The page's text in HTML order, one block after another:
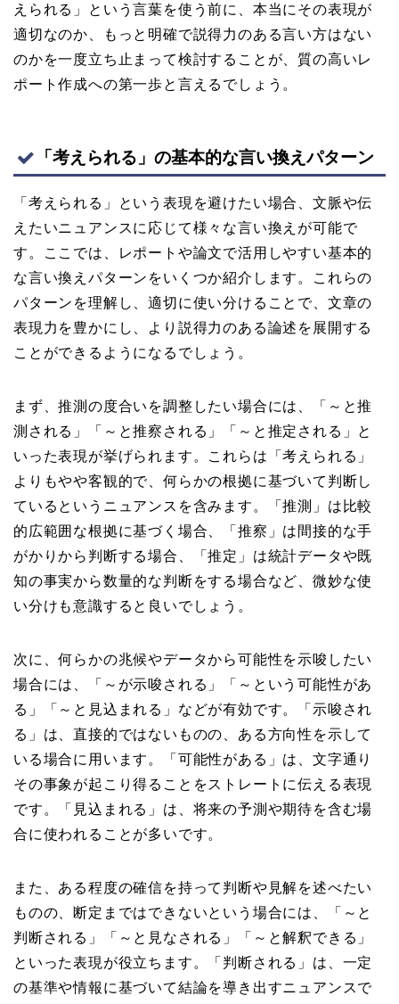
えられる」という言葉を使う前に、本当にその表現が
適切なのか、もっと明確で説得力のある言い方はない
のかを一度立ち止まって検討することが、質の高いレ
ポート作成への第一歩と言えるでしょう。
「考えられる」の基本的な言い換えパターン
「考えられる」という表現を避けたい場合、文脈や伝
えたいニュアンスに応じて様々な言い換えが可能で
す。ここでは、レポートや論文で活用しやすい基本的
な言い換えパターンをいくつか紹介します。これらの
パターンを理解し、適切に使い分けることで、文章の
表現力を豊かにし、より説得力のある論述を展開する
ことができるようになるでしょう。
まず、推測の度合いを調整したい場合には、「～と推
測される」「～と推察される」「～と推定される」と
いった表現が挙げられます。これらは「考えられる」
よりもやや客観的で、何らかの根拠に基づいて判断し
ているというニュアンスを含みます。「推測」は比較
的広範囲な根拠に基づく場合、「推察」は間接的な手
がかりから判断する場合、「推定」は統計データや既
知の事実から数量的な判断をする場合など、微妙な使
い分けも意識すると良いでしょう。
次に、何らかの兆候やデータから可能性を示唆したい
場合には、「～が示唆される」「～という可能性があ
る」「～と見込まれる」などが有効です。「示唆され
る」は、直接的ではないものの、ある方向性を示して
いる場合に用います。「可能性がある」は、文字通り
その事象が起こり得ることをストレートに伝える表現
です。「見込まれる」は、将来の予測や期待を含む場
合に使われることが多いです。
また、ある程度の確信を持って判断や見解を述べたい
ものの、断定まではできないという場合には、「～と
判断される」「～と見なされる」「～と解釈できる」
といった表現が役立ちます。「判断される」は、一定
の基準や情報に基づいて結論を導き出すニュアンスで